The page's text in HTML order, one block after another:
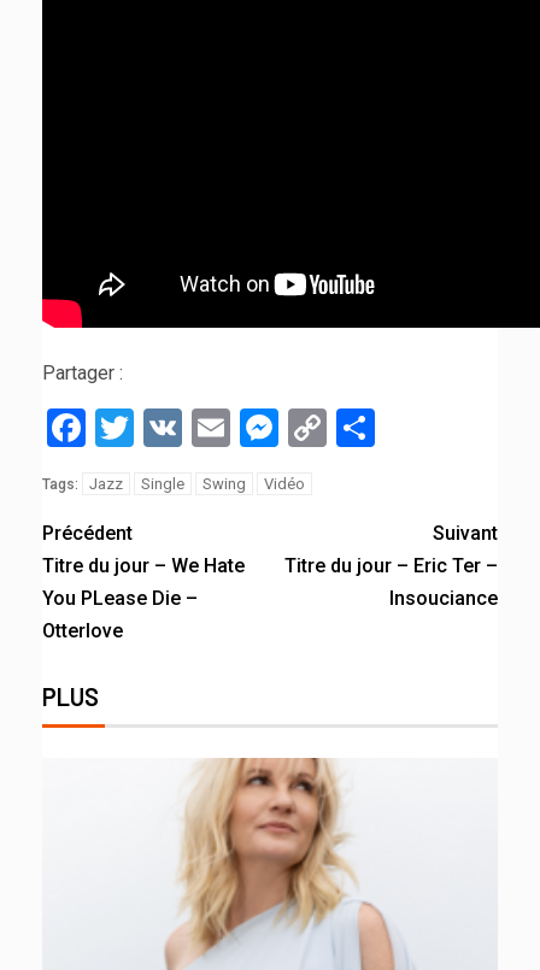
Partager :
Facebook
Twitter
VK EmailMessenger
Copy
Tags: Jazz Single Swing Vidéo
Précédent
Titre du jour – We Hate
You PLease Die –
Otterlove
Suivant
Titre du jour – Eric Ter –
Insouciance
PLUS